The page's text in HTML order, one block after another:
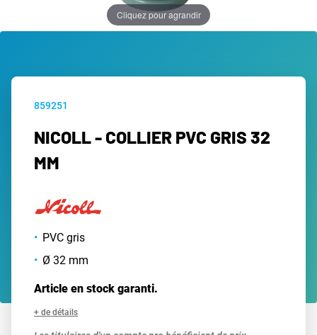
Cliquez pour agrandir
859251
NICOLL - COLLIER PVC GRIS 32
MM
PVC gris
Ø 32 mm
Article en stock garanti.
+ de détails